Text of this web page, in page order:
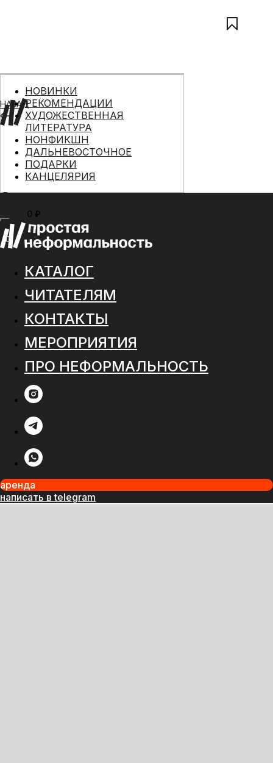
0 ₽
МЕНЮ
0
НАЗАД
НОВИНКИ
РЕКОМЕНДАЦИИ
ХУДОЖЕСТВЕННАЯ
ЛИТЕРАТУРА
НОНФИКШН
ДАЛЬНЕВОСТОЧНОЕ
ПОДАРКИ
КАНЦЕЛЯРИЯ
КАТАЛОГ
ЧИТАТЕЛЯМ
КОНТАКТЫ
МЕРОПРИЯТИЯ
ПРО НЕФОРМАЛЬНОСТЬ
аренда
написать в telegram